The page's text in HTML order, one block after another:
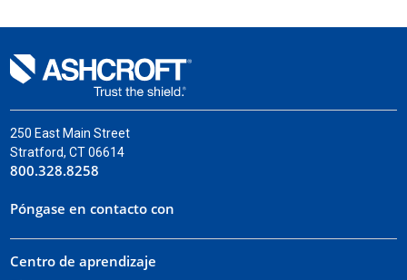
250 East Main Street
Stratford, CT 06614
800.328.8258
Póngase en contacto con
Centro de aprendizaje